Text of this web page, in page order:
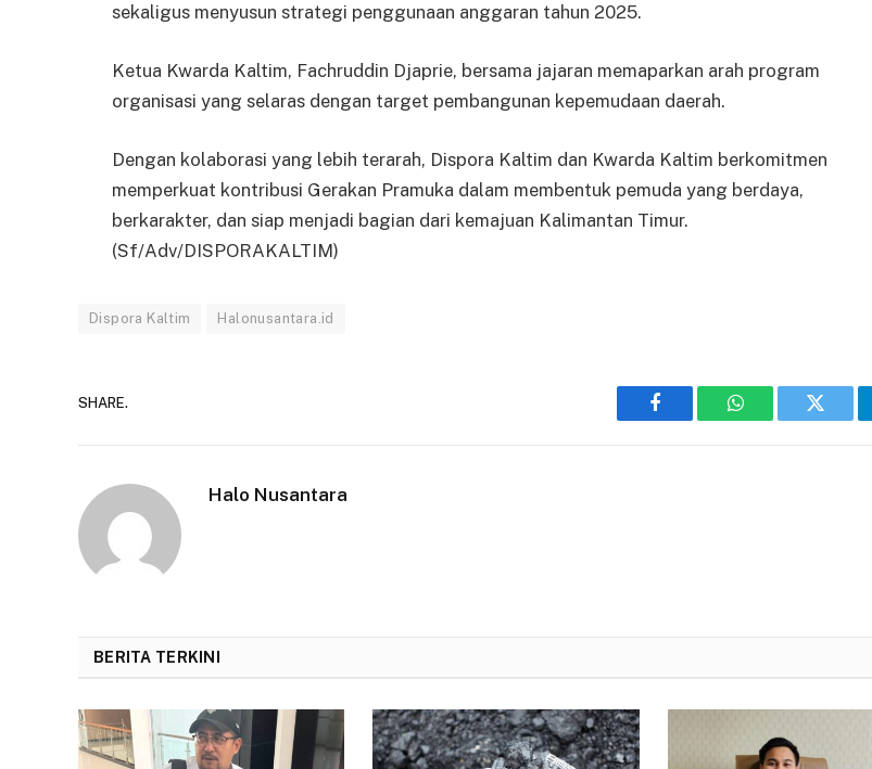
sekaligus menyusun strategi penggunaan anggaran tahun 2025.
Ketua Kwarda Kaltim, Fachruddin Djaprie, bersama jajaran memaparkan arah program
organisasi yang selaras dengan target pembangunan kepemudaan daerah.
Dengan kolaborasi yang lebih terarah, Dispora Kaltim dan Kwarda Kaltim berkomitmen
memperkuat kontribusi Gerakan Pramuka dalam membentuk pemuda yang berdaya,
berkarakter, dan siap menjadi bagian dari kemajuan Kalimantan Timur.
(Sf/Adv/DISPORAKALTIM)
Dispora Kaltim Halonusantara.id
SHARE.
Facebook WhatsAppTwitter
Halo Nusantara
BERITA TERKINI